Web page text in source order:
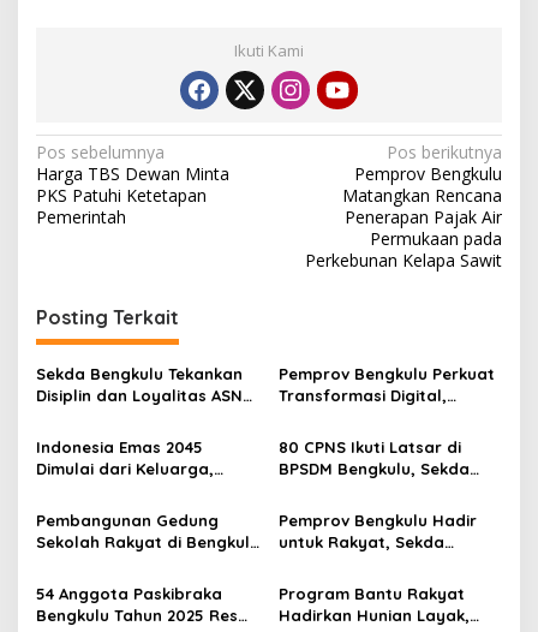
Ikuti Kami
Navigasi
pos
Pos sebelumnya
Harga TBS Dewan Minta
PKS Patuhi Ketetapan
Pemerintah
Pos berikutnya
Pemprov Bengkulu
Matangkan Rencana
Penerapan Pajak Air
Permukaan pada
Perkebunan Kelapa Sawit
Posting Terkait
Sekda Bengkulu Tekankan
Disiplin dan Loyalitas ASN
Kominfotik
Pemprov Bengkulu Perkuat
Transformasi Digital,
Mobile Diperluas ke Daerah
Indonesia Emas 2045
Dimulai dari Keluarga,
Ketahanan Keluarga
80 CPNS Ikuti Latsar di
BPSDM Bengkulu, Sekda
Berintegritas
Pembangunan Gedung
Sekolah Rakyat di Bengkulu
Pemprov Bengkulu Hadir
untuk Rakyat, Sekda
Bantuan Korban
Kebakaran
54 Anggota Paskibraka
Bengkulu Tahun 2025 Resmi
Program Bantu Rakyat
Hadirkan Hunian Layak,